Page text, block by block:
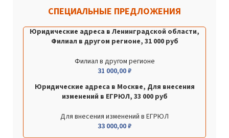
СПЕЦИАЛЬНЫЕ ПРЕДЛОЖЕНИЯ
Юридические адреса в Ленинградской области,
Филиал в другом регионе, 31 000 руб
Филиал в другом регионе
31 000,00₽
Юридические адреса в Москве, Для внесения
изменений в ЕГРЮЛ, 33 000 руб
Для внесения изменений в ЕГРЮЛ
33 000,00₽